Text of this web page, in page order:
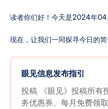
读者你们好！今天是2024年04
现在，让我们一同探寻今日的简
眼见信息发布指引
投稿 《眼见》投稿所有
务优惠券、每月免费领